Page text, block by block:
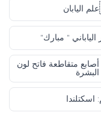
علم اليابان
الياباني " مبارك"
أصابع متقاطعة فاتح لون
البشرة
اسكتلندا